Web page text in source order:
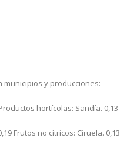
municipios y producciones:
hortícolas: Sandía. 0,13
Frutos no cítricos: Ciruela. 0,13